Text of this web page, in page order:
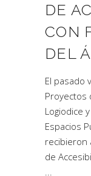
DE
CON
DEL
El pasado
Proyectos
Logiodice
Espacios
recibieron
de